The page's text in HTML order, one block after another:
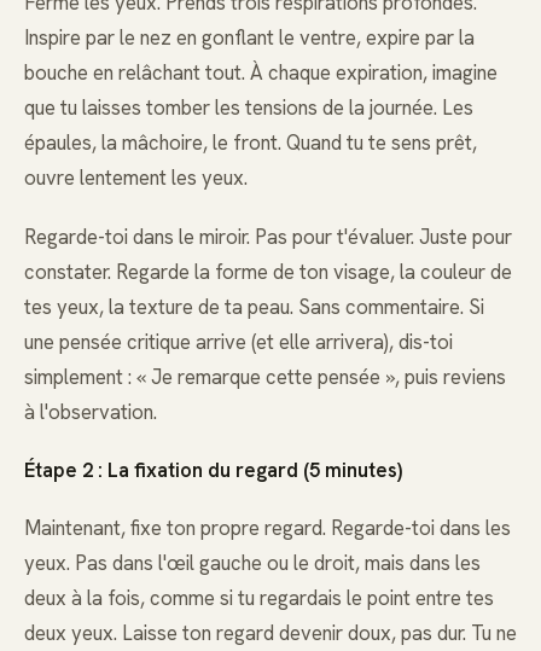
Inspire par le nez en gonflant le ventre, expire par la
bouche en relâchant tout. À chaque expiration, imagine
que tu laisses tomber les tensions de la journée. Les
épaules, la mâchoire, le front. Quand tu te sens prêt,
ouvre lentement les yeux.
Regarde-toi dans le miroir. Pas pour t'évaluer. Juste pour
constater. Regarde la forme de ton visage, la couleur de
tes yeux, la texture de ta peau. Sans commentaire. Si
une pensée critique arrive (et elle arrivera), dis-toi
simplement : « Je remarque cette pensée », puis reviens
à l'observation.
Étape 2 : La fixation du regard (5 minutes)
Maintenant, fixe ton propre regard. Regarde-toi dans les
yeux. Pas dans l'œil gauche ou le droit, mais dans les
deux à la fois, comme si tu regardais le point entre tes
deux yeux. Laisse ton regard devenir doux, pas dur. Tu ne